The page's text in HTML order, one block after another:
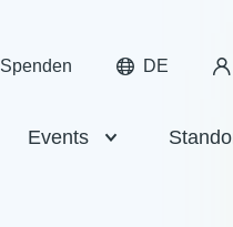
Spenden DE
Events